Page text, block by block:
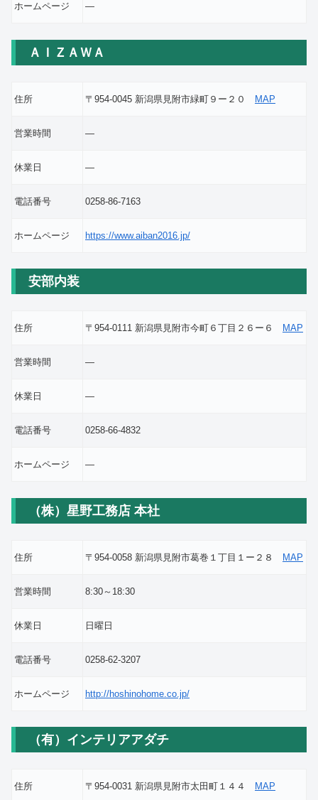
ホームページ ―
ＡＩＺＡＷＡ
住所 〒954-0045 新潟県見附市緑町９ー２０ MAP
営業時間 ―
休業日 ―
電話番号 0258-86-7163
ホームページ https://www.aiban2016.jp/
安部内装
住所 〒954-0111 新潟県見附市今町６丁目２６ー６ MAP
営業時間 ―
休業日 ―
電話番号 0258-66-4832
ホームページ ―
（株）星野工務店 本社
住所 〒954-0058 新潟県見附市葛巻１丁目１ー２８ MAP
営業時間 8:30～18:30
休業日 日曜日
電話番号 0258-62-3207
ホームページ http://hoshinohome.co.jp/
（有）インテリアアダチ
住所 〒954-0031 新潟県見附市太田町１４４ MAP